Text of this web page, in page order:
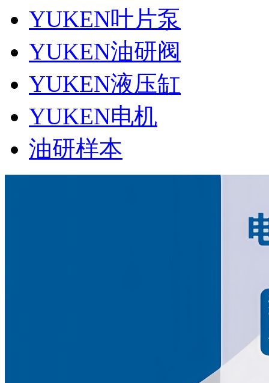
YUKEN叶片泵
YUKEN油研阀
YUKEN液压缸
YUKEN电机
油研样本